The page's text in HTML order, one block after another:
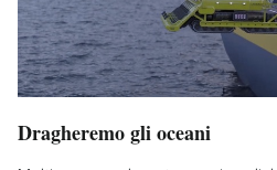
Dragheremo gli oceani